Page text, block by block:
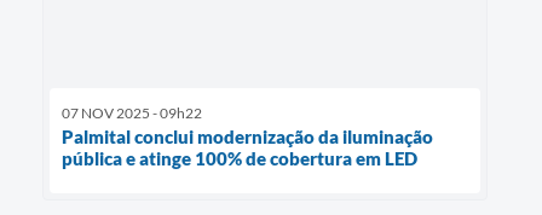
07 NOV 2025 - 09h22
Palmital conclui modernização da iluminação
pública e atinge 100% de cobertura em LED